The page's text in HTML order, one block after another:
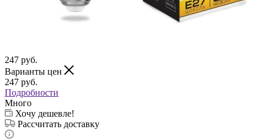
247 руб.
Варианты цен
247 руб.
Подробности
Много
Хочу дешевле!
Рассчитать доставку